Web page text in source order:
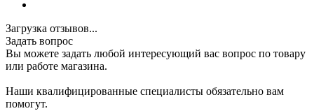
Загрузка отзывов...
Задать вопрос
Вы можете задать любой интересующий вас вопрос по товару
или работе магазина.
Наши квалифицированные специалисты обязательно вам
помогут.